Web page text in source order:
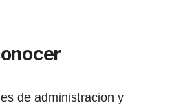
de administracion y